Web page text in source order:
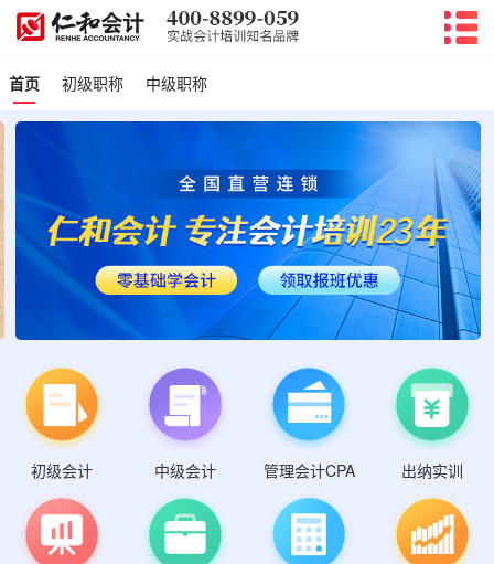
首页 初级职称 中级职称
初级会计 中级会计 管理会计CPA 出纳实训